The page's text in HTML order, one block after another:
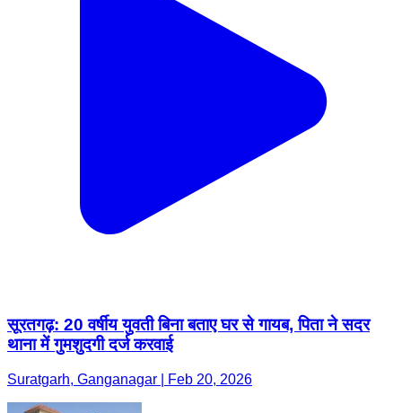
सूरतगढ़: 20 वर्षीय युवती बिना बताए घर से गायब, पिता ने सदर
थाना में गुमशुदगी दर्ज करवाई
Suratgarh, Ganganagar | Feb 20, 2026